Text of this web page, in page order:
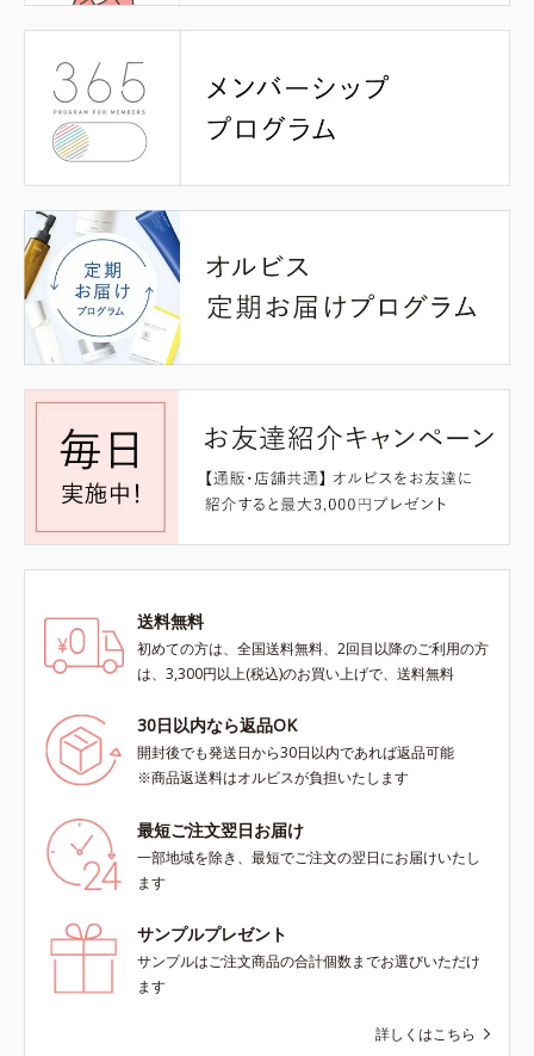
送料無料
初めての方は、全国送料無料、2回目以降のご利用の方
は、3,300円以上(税込)のお買い上げで、送料無料
30日以内なら返品OK
開封後でも発送日から30日以内であれば返品可能
※商品返送料はオルビスが負担いたします
最短ご注文翌日お届け
一部地域を除き、最短でご注文の翌日にお届けいたし
ます
サンプルプレゼント
サンプルはご注文商品の合計個数までお選びいただけ
ます
詳しくはこちら